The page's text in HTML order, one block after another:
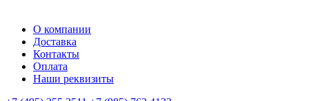
О компании
Доставка
Контакты
Оплата
Наши реквизиты